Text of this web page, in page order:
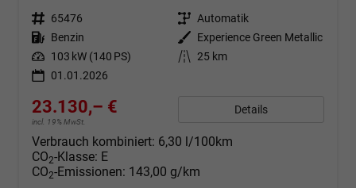
Fahrzeugnr. 65476 Getriebe Automatik
Kraftstoff Benzin Außenfarbe
Experience Green Metallic
Leistung 103 kW (140 PS) Kilometerstand 25 km
01.01.2026
23.130,– €
incl. 19% MwSt.
Details
Verbrauch kombiniert: 6,30 l/100km
CO2-Klasse: E
CO2-Emissionen: 143,00 g/km